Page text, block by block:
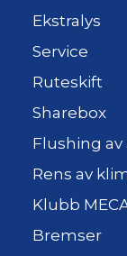
Ekstralys
Service
Ruteskift
Sharebox
Flushing
Rens av
Klubb
Bremser